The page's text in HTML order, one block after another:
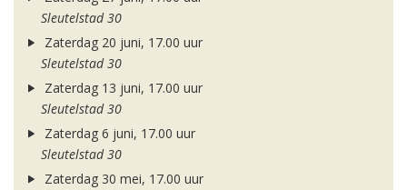
Sleutelstad 30
Zaterdag 20 juni, 17.00 uur
Sleutelstad 30
Zaterdag 13 juni, 17.00 uur
Sleutelstad 30
Zaterdag 6 juni, 17.00 uur
Sleutelstad 30
Zaterdag 30 mei, 17.00 uur